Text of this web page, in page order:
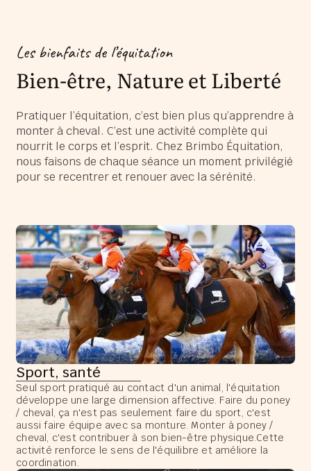
Les bienfaits de l’équitation
Bien-être, Nature et Liberté
Pratiquer l’équitation, c’est bien plus qu’apprendre à
monter à cheval. C’est une activité complète qui
nourrit le corps et l’esprit. Chez Brimbo Équitation,
nous faisons de chaque séance un moment privilégié
pour se recentrer et renouer avec la sérénité.
Sport, santé
Seul sport pratiqué au contact d'un animal, l'équitation
développe une large dimension affective. Faire du poney
/ cheval, ça n'est pas seulement faire du sport, c'est
aussi faire équipe avec sa monture. Monter à poney /
cheval, c'est contribuer à son bien-être physique.Cette
activité renforce le sens de l'équilibre et améliore la
coordination.